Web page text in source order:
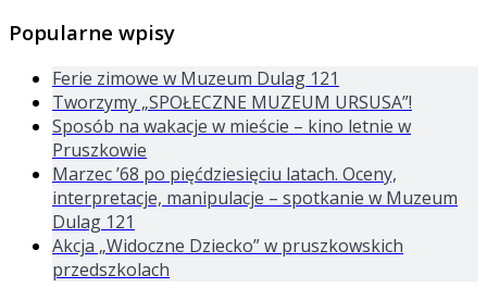
Popularne wpisy
Ferie zimowe w Muzeum Dulag 121
Tworzymy „SPOŁECZNE MUZEUM URSUSA”!
Sposób na wakacje w mieście – kino letnie w
Pruszkowie
Marzec ’68 po pięćdziesięciu latach. Oceny,
interpretacje, manipulacje – spotkanie w Muzeum
Dulag 121
Akcja „Widoczne Dziecko” w pruszkowskich
przedszkolach